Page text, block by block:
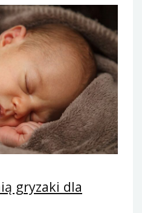
gryzaki dla